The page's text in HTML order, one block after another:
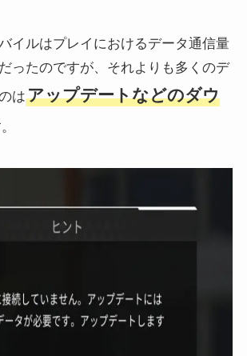
イルはプレイにおけるデータ通信量
ったのですが、それよりも多くのデ
はアップデートなどのダウ